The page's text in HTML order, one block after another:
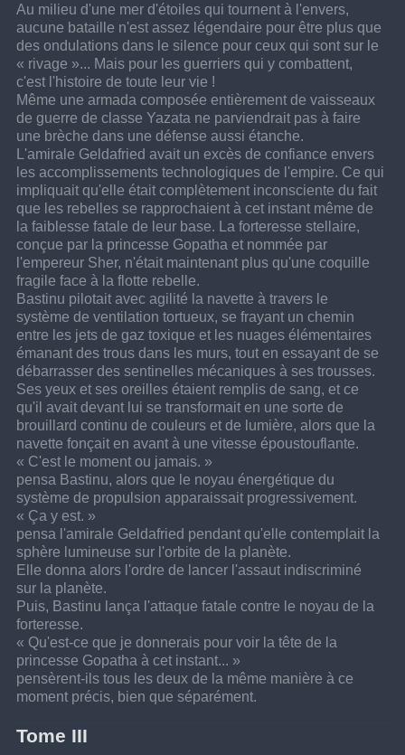
Au milieu d'une mer d'étoiles qui tournent à l'envers,
aucune bataille n'est assez légendaire pour être plus que
des ondulations dans le silence pour ceux qui sont sur le
« rivage »... Mais pour les guerriers qui y combattent,
c'est l'histoire de toute leur vie !
Même une armada composée entièrement de vaisseaux
de guerre de classe Yazata ne parviendrait pas à faire
une brèche dans une défense aussi étanche.
L'amirale Geldafried avait un excès de confiance envers
les accomplissements technologiques de l'empire. Ce qui
impliquait qu'elle était complètement inconsciente du fait
que les rebelles se rapprochaient à cet instant même de
la faiblesse fatale de leur base. La forteresse stellaire,
conçue par la princesse Gopatha et nommée par
l'empereur Sher, n'était maintenant plus qu'une coquille
fragile face à la flotte rebelle.
Bastinu pilotait avec agilité la navette à travers le
système de ventilation tortueux, se frayant un chemin
entre les jets de gaz toxique et les nuages élémentaires
émanant des trous dans les murs, tout en essayant de se
débarrasser des sentinelles mécaniques à ses trousses.
Ses yeux et ses oreilles étaient remplis de sang, et ce
qu'il avait devant lui se transformait en une sorte de
brouillard continu de couleurs et de lumière, alors que la
navette fonçait en avant à une vitesse époustouflante.
« C'est le moment ou jamais. »
pensa Bastinu, alors que le noyau énergétique du
système de propulsion apparaissait progressivement.
« Ça y est. »
pensa l'amirale Geldafried pendant qu'elle contemplait la
sphère lumineuse sur l'orbite de la planète.
Elle donna alors l'ordre de lancer l'assaut indiscriminé
sur la planète.
Puis, Bastinu lança l'attaque fatale contre le noyau de la
forteresse.
« Qu'est-ce que je donnerais pour voir la tête de la
princesse Gopatha à cet instant... »
pensèrent-ils tous les deux de la même manière à ce
moment précis, bien que séparément.
Tome III